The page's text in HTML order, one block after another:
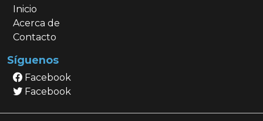
Inicio
Acerca de
Contacto
Síguenos
Facebook
Facebook